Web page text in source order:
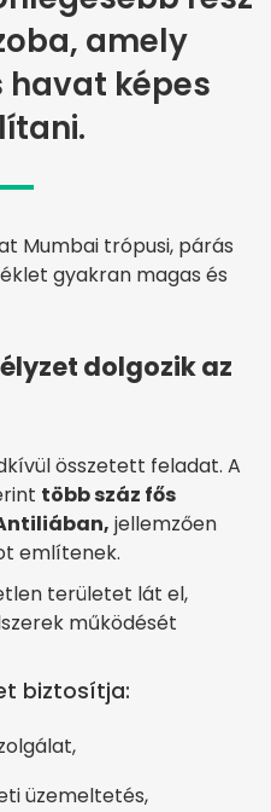
amely
havat képes
Mumbai trópusi, párás
gyakran magas és
dolgozik az
összetett feladat. A
több száz fős
jellemzően
említenek.
területet lát el,
működését
biztosítja:
üzemeltetés,